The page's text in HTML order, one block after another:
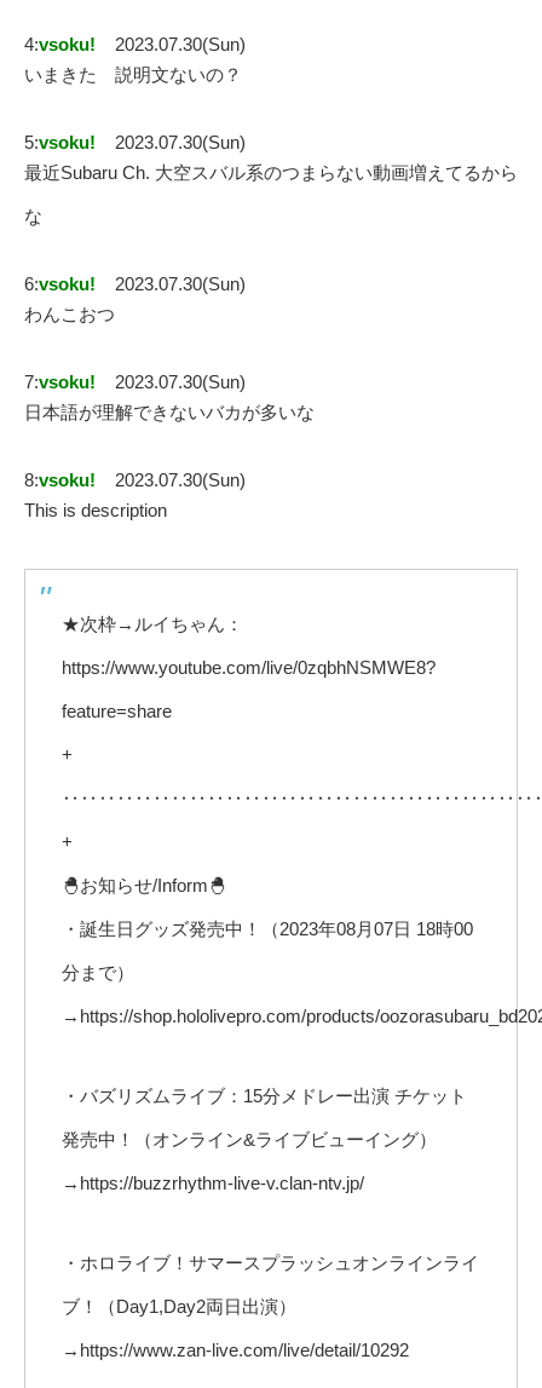
4:vsoku!
2023.07.30(Sun)
いまきた 説明文ないの？
5:vsoku!
2023.07.30(Sun)
最近Subaru Ch. 大空スバル系のつまらない動画増えてるから
な
6:vsoku!
2023.07.30(Sun)
わんこおつ
7:vsoku!
2023.07.30(Sun)
日本語が理解できないバカが多いな
8:vsoku!
2023.07.30(Sun)
This is description
★次枠→ルイちゃん：
https://www.youtube.com/live/0zqbhNSMWE8?
feature=share
+
+
🐣お知らせ/Inform🐣
・誕生日グッズ発売中！（2023年08月07日 18時00
分まで）
→https://shop.hololivepro.com/products/
・バズリズムライブ：15分メドレー出演 チケット
発売中！（オンライン&ライブビューイング）
→https://buzzrhythm-live-v.clan-ntv.jp/
・ホロライブ！サマースプラッシュオンラインライ
ブ！（Day1,Day2両日出演）
→https://www.zan-live.com/live/detail/10292